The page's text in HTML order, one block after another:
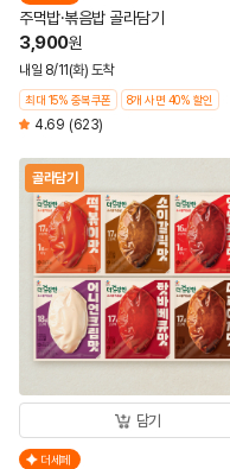
주먹밥·볶음밥 골라담기
3,900원
내일 8/11(화) 도착
최대 15% 중복쿠폰 8개 사면 40% 할인
4.69 (623)
골라담기
담기
더세페